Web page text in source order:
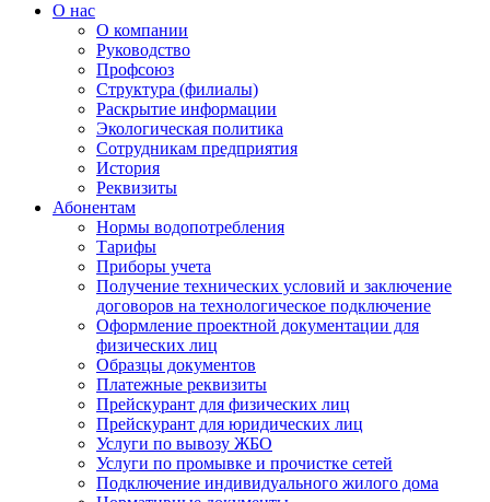
О нас
О компании
Руководство
Профсоюз
Структура (филиалы)
Раскрытие информации
Экологическая политика
Сотрудникам предприятия
История
Реквизиты
Абонентам
Нормы водопотребления
Тарифы
Приборы учета
Получение технических условий и заключение
договоров на технологическое подключение
Оформление проектной документации для
физических лиц
Образцы документов
Платежные реквизиты
Прейскурант для физических лиц
Прейскурант для юридических лиц
Услуги по вывозу ЖБО
Услуги по промывке и прочистке сетей
Подключение индивидуального жилого дома